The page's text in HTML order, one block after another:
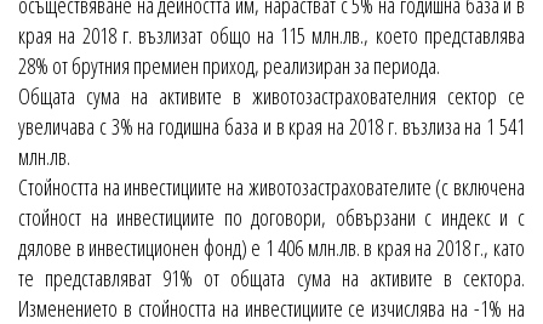
края на 2018 г. възлизат общо на 115 млн.лв., което представлява
28% от брутния премиен приход, реализиран за периодa.
Общата сума на активите в животозастрахователния сектор се
увеличава с 3% на годишна база и в края на 2018 г. възлиза на 1 541
млн.лв.
Стойността на инвестициите на животозастрахователите (с включена
стойност на инвестициите по договори, обвързани с индекс и с
дялове в инвестиционен фонд) е 1 406 млн.лв. в края на 2018 г., като
те представляват 91% от общата сума на активите в сектора.
Изменението в стойността на инвестициите се изчислява на -1% на